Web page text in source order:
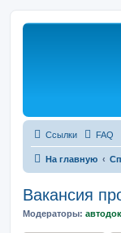
Ссылки FAQ
На главную
Вакансия
Модераторы: